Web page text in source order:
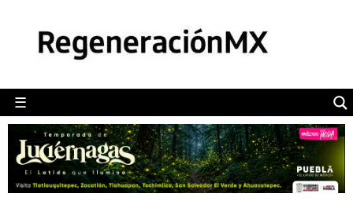
☰
POLÍTICA
CAMALEÓN
OPINIÓN
DEPORTES